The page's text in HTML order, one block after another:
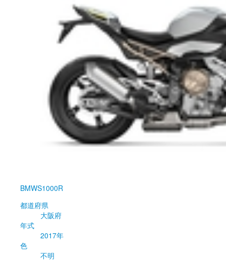
BMWS1000R
都道府県
大阪府
年式
2017年
色
不明